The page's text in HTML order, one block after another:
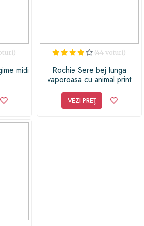
midi
(44 voturi)
Rochie Sere bej lunga
vaporoasa cu animal print
VEZI PREȚ